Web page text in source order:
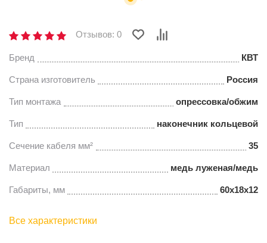
Отзывов: 0
Бренд КВТ
Страна изготовитель Россия
Тип монтажа опрессовка/обжим
Тип наконечник кольцевой
Сечение кабеля мм² 35
Материал медь луженая/медь
Габариты, мм 60х18х12
Все характеристики